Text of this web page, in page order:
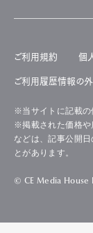
ご利用規約 個
ご利用履歴情報の
※当サイトに記載の
※掲載された価格や
などは、記事公開
とがあります。
© CE Media House